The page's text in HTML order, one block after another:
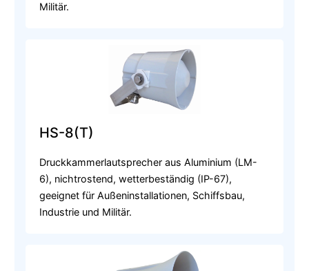
Militär.
HS-8(T)
Druckkammerlautsprecher aus Aluminium (LM-
6), nichtrostend, wetterbeständig (IP-67),
geeignet für Außeninstallationen, Schiffsbau,
Industrie und Militär.